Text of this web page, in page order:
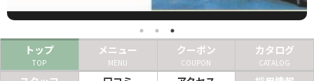
エステサロン
リラクゼーションサロン
美容クリニック
トップ
TOP
メニュー
MENU
クーポン
COUPON
カタログ
CATALOG